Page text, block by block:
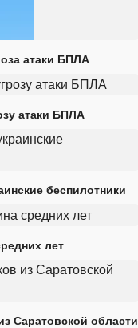
атаки БПЛА
атаки БПЛА
беспилотники
лет
Саратовской области